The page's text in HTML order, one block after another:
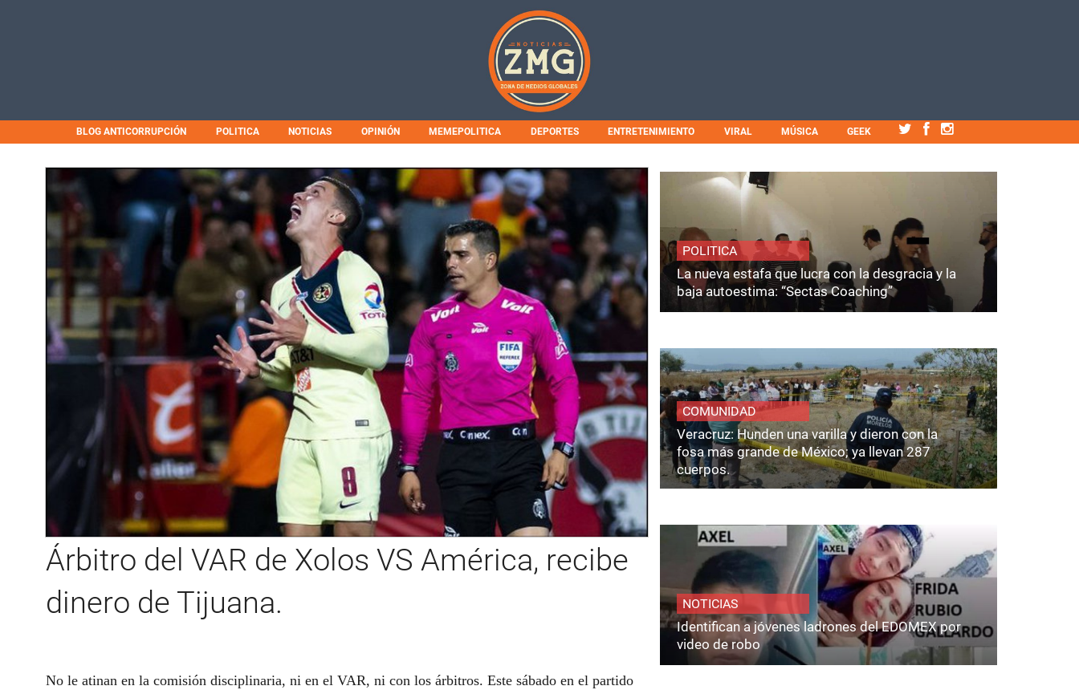
BLOG ANTICORRUPCIÓN POLITICA NOTICIAS OPINIÓN MEMEPOLITICA DEPORTES ENTRETENIMIENTO VIRAL MÚSICA GEEK
Árbitro del VAR de Xolos VS América, recibe
dinero de Tijuana.
No le atinan en la comisión disciplinaria, ni en el VAR, ni con los árbitros. Este sábado en el partido
POLITICA
La nueva estafa que lucra con la desgracia y la
baja autoestima: “Sectas Coaching”
COMUNIDAD
Veracruz: Hunden una varilla y dieron con la
fosa más grande de México; ya llevan 287
cuerpos.
NOTICIAS
Identifican a jóvenes ladrones del EDOMEX por
video de robo